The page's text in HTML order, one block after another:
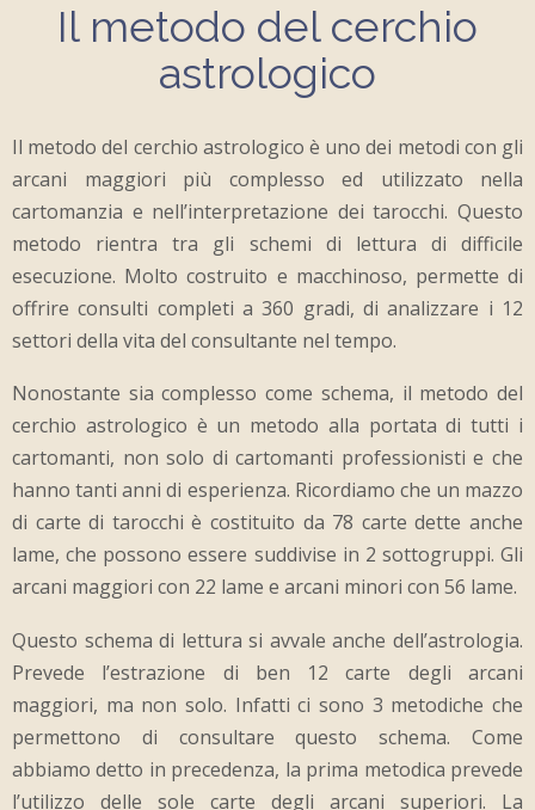
Il metodo del cerchio
astrologico
Il metodo del cerchio astrologico è uno dei metodi con gli
arcani maggiori più complesso ed utilizzato nella
cartomanzia e nell’interpretazione dei tarocchi. Questo
metodo rientra tra gli schemi di lettura di difficile
esecuzione. Molto costruito e macchinoso, permette di
offrire consulti completi a 360 gradi, di analizzare i 12
settori della vita del consultante nel tempo.
Nonostante sia complesso come schema, il metodo del
cerchio astrologico è un metodo alla portata di tutti i
cartomanti, non solo di cartomanti professionisti e che
hanno tanti anni di esperienza. Ricordiamo che un mazzo
di carte di tarocchi è costituito da 78 carte dette anche
lame, che possono essere suddivise in 2 sottogruppi. Gli
arcani maggiori con 22 lame e arcani minori con 56 lame.
Questo schema di lettura si avvale anche dell’astrologia.
Prevede l’estrazione di ben 12 carte degli arcani
maggiori, ma non solo. Infatti ci sono 3 metodiche che
permettono di consultare questo schema. Come
abbiamo detto in precedenza, la prima metodica prevede
l’utilizzo delle sole carte degli arcani superiori. La